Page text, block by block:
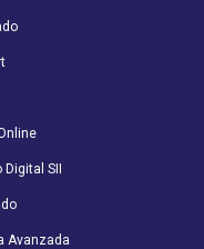
SII
Avanzada